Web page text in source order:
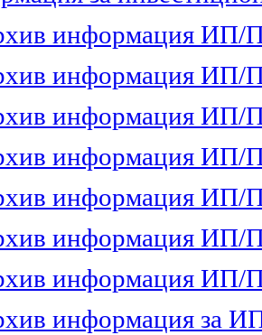
информация ИП/
информация ИП/
информация ИП/
информация ИП/
информация ИП/
информация ИП/
информация ИП/
информация за